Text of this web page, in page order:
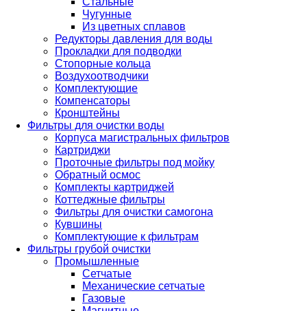
Чугунные
Из цветных сплавов
Редукторы давления для воды
Прокладки для подводки
Стопорные кольца
Воздухоотводчики
Комплектующие
Компенсаторы
Кронштейны
Фильтры для очистки воды
Корпуса магистральных фильтров
Картриджи
Проточные фильтры под мойку
Обратный осмос
Комплекты картриджей
Коттеджные фильтры
Фильтры для очистки самогона
Кувшины
Комплектующие к фильтрам
Фильтры грубой очистки
Промышленные
Сетчатые
Механические сетчатые
Газовые